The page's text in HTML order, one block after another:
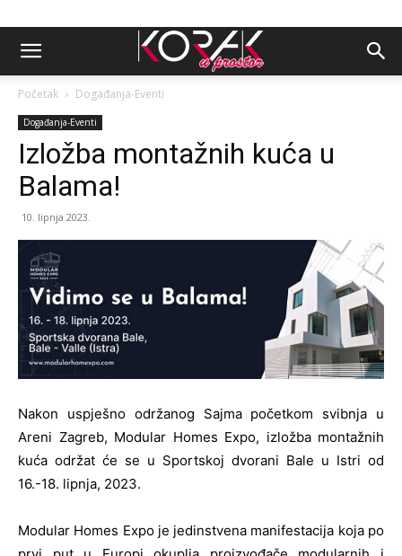
Početak Događanja-Eventi
Događanja-Eventi
Izložba montažnih kuća u
Balama!
10. lipnja 2023.
Nakon uspješno održanog Sajma početkom svibnja u
Areni Zagreb, Modular Homes Expo, izložba montažnih
kuća održat će se u Sportskoj dvorani Bale u Istri od
16.-18. lipnja, 2023.
Modular Homes Expo je jedinstvena manifestacija koja po